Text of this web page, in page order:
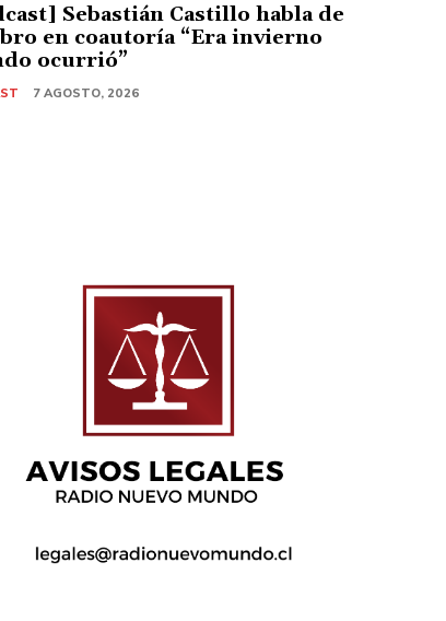
Sebastián Castillo habla de
en coautoría “Era invierno
ocurrió”
7 AGOSTO, 2026